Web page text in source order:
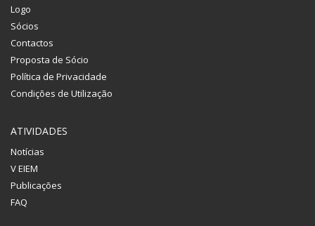
Logo
Sócios
Contactos
Proposta de Sócio
Política de Privacidade
Condições de Utilização
ATIVIDADES
Notícias
V EIEM
Publicações
FAQ